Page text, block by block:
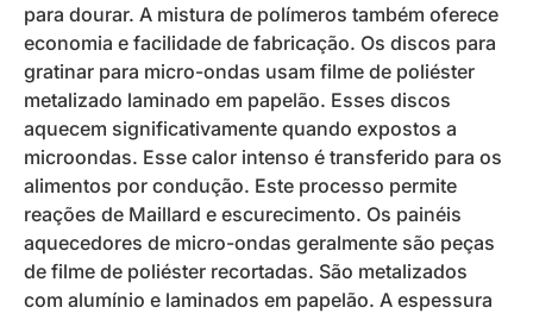
para dourar. A mistura de polímeros também oferece
economia e facilidade de fabricação. Os discos para
gratinar para micro-ondas usam filme de poliéster
metalizado laminado em papelão. Esses discos
aquecem significativamente quando expostos a
microondas. Esse calor intenso é transferido para os
alimentos por condução. Este processo permite
reações de Maillard e escurecimento. Os painéis
aquecedores de micro-ondas geralmente são peças
de filme de poliéster recortadas. São metalizados
com alumínio e laminados em papelão. A espessura